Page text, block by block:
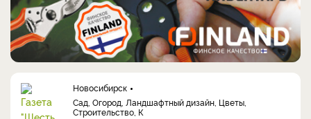
Новосибирск
Сад, Огород, Ландшафтный дизайн, Цветы,
Строительство, К